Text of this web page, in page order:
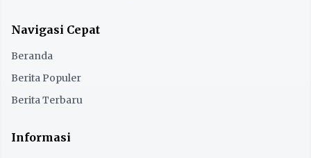
Navigasi Cepat
Beranda
Berita Populer
Berita Terbaru
Informasi